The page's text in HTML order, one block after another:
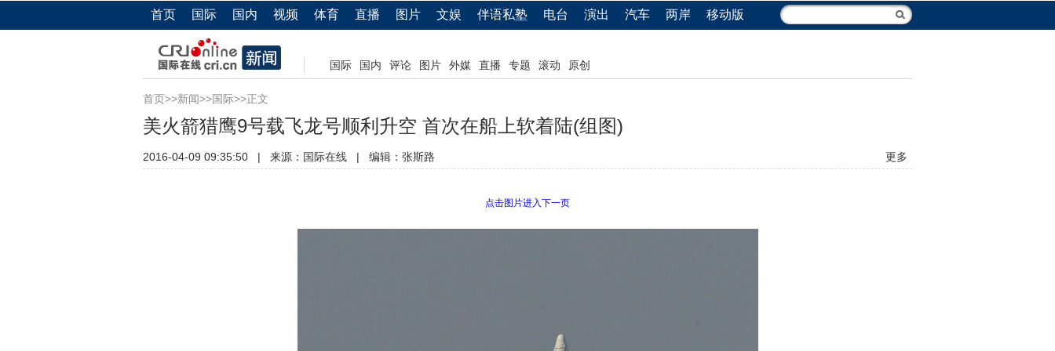
首页 国际 国内 视频 体育 直播 图片 文娱 伴语私塾 电台 演出 汽车 两岸 移动版
国际 国内 评论 图片 外媒 直播 专题 滚动 原创
首页>>新闻>>国际>>正文
美火箭猎鹰9号载飞龙号顺利升空 首次在船上软着陆(组图)
2016-04-09 09:35:50 | 来源： 国际在线 | 编辑：张斯路 更多
点击图片进入下一页